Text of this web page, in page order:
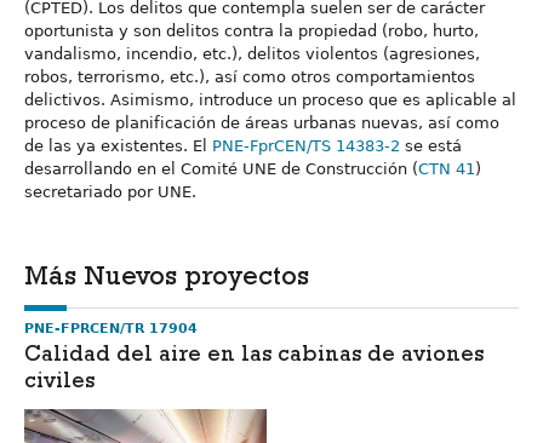
(CPTED). Los delitos que contempla suelen ser de carácter
oportunista y son delitos contra la propiedad (robo, hurto,
vandalismo, incendio, etc.), delitos violentos (agresiones,
robos, terrorismo, etc.), así como otros comportamientos
delictivos. Asimismo, introduce un proceso que es aplicable al
proceso de planificación de áreas urbanas nuevas, así como
de las ya existentes. El PNE-FprCEN/TS 14383-2 se está
desarrollando en el Comité UNE de Construcción (CTN 41)
secretariado por UNE.
Más Nuevos proyectos
PNE-FPRCEN/TR 17904
Calidad del aire en las cabinas de aviones
civiles